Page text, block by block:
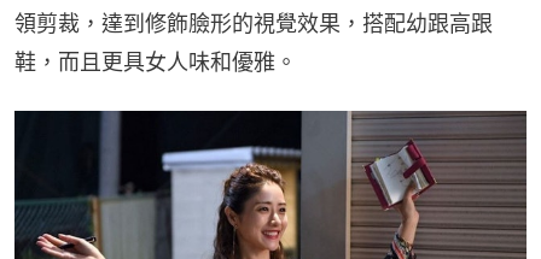
領剪裁，達到修飾臉形的視覺效果，搭配幼跟高跟
鞋，而且更具女人味和優雅。